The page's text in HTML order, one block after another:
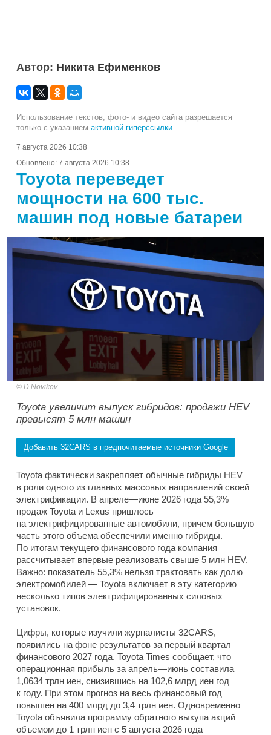
Автор: Никита Ефименков
Использование текстов, фото- и видео сайта разрешается
только с указанием активной гиперссылки
7 августа 2026 10:38
Обновлено: 7 августа 2026 10:38
Toyota переведет
мощности на 600 тыс.
машин под новые батареи
D.Novikov
Toyota увеличит выпуск гибридов: продажи HEV
превысят 5 млн машин
Добавить 32CARS в предпочитаемые источники Google
Toyota фактически закрепляет обычные гибриды HEV
в роли одного из главных массовых направлений своей
электрификации. В апреле—июне 2026 года 55,3%
продаж Toyota и Lexus пришлось
на электрифицированные автомобили, причем большую
часть этого объема обеспечили именно гибриды.
По итогам текущего финансового года компания
рассчитывает впервые реализовать свыше 5 млн HEV.
Важно: показатель 55,3% нельзя трактовать как долю
электромобилей — Toyota включает в эту категорию
несколько типов электрифицированных силовых
установок.
Цифры, которые изучили журналисты 32CARS,
появились на фоне результатов за первый квартал
финансового 2027 года. Toyota Times сообщает, что
операционная прибыль за апрель—июнь составила
1,0634 трлн иен, снизившись на 102,6 млрд иен год
к году. При этом прогноз на весь финансовый год
повышен на 400 млрд до 3,4 трлн иен. Одновременно
Toyota объявила программу обратного выкупа акций
объемом до 1 трлн иен с 5 августа 2026 года